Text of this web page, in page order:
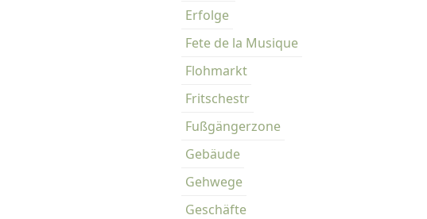
Erfolge
Fete de la Musique
Flohmarkt
Fritschestr
Fußgängerzone
Gebäude
Gehwege
Geschäfte